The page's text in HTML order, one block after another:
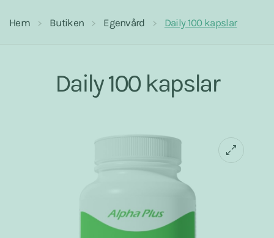
Hem Butiken Egenvård Daily 100 kapslar
Daily 100 kapslar